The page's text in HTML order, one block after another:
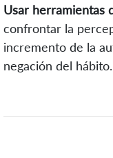
Usar herramientas
confrontar la
incremento de la
negación del hábito.